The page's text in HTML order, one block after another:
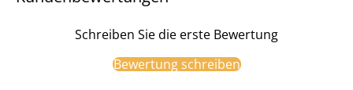
Schreiben Sie die erste Bewertung
Bewertung schreiben